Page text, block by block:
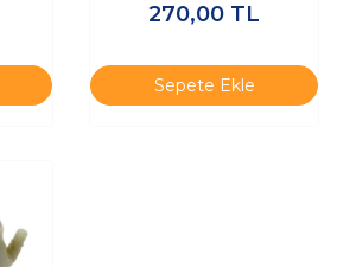
270,00 TL
Sepete Ekle